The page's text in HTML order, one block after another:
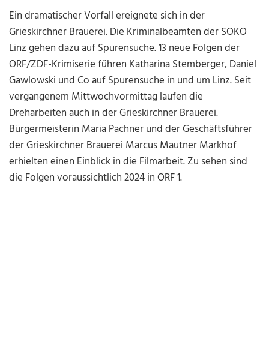
Ein dramatischer Vorfall ereignete sich in der
Grieskirchner Brauerei. Die Kriminalbeamten der SOKO
Linz gehen dazu auf Spurensuche. 13 neue Folgen der
ORF/ZDF-Krimiserie führen Katharina Stemberger, Daniel
Gawlowski und Co auf Spurensuche in und um Linz. Seit
vergangenem Mittwochvormittag laufen die
Dreharbeiten auch in der Grieskirchner Brauerei.
Bürgermeisterin Maria Pachner und der Geschäftsführer
der Grieskirchner Brauerei Marcus Mautner Markhof
erhielten einen Einblick in die Filmarbeit. Zu sehen sind
die Folgen voraussichtlich 2024 in ORF 1.